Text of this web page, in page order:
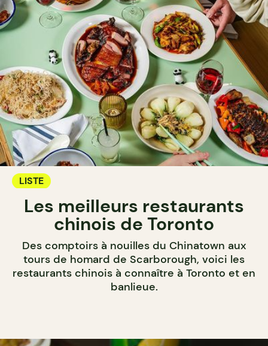
LISTE
Les meilleurs restaurants
chinois de Toronto
Des comptoirs à nouilles du Chinatown aux
tours de homard de Scarborough, voici les
restaurants chinois à connaître à Toronto et en
banlieue.